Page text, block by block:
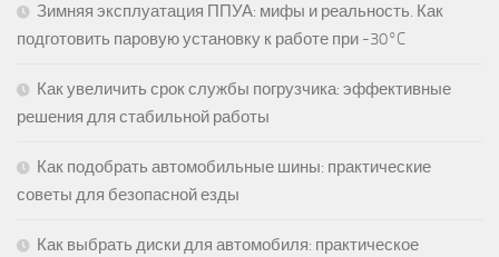
Зимняя эксплуатация ППУА: мифы и реальность. Как
подготовить паровую установку к работе при -30°C
Как увеличить срок службы погрузчика: эффективные
решения для стабильной работы
Как подобрать автомобильные шины: практические
советы для безопасной езды
Как выбрать диски для автомобиля: практическое